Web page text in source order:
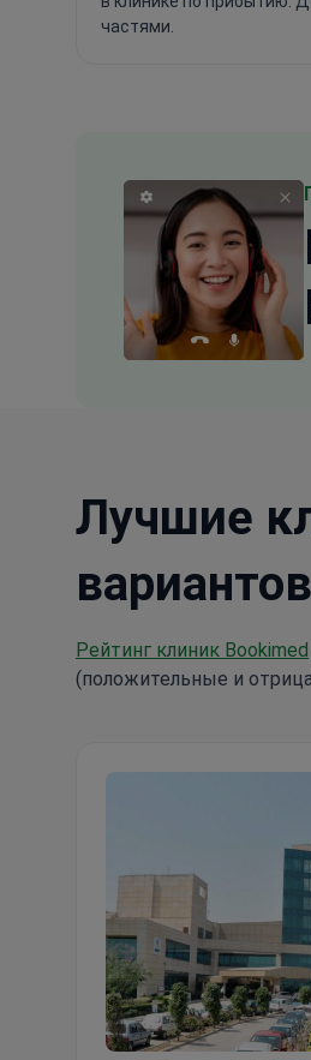
частями.
Лучшие
Рейтинг клиник Bookimed
(положительные и